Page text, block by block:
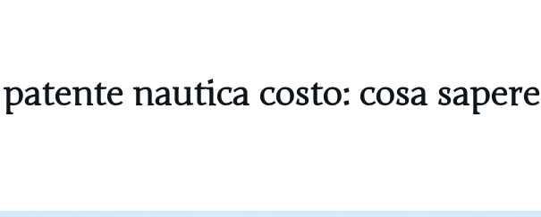
nautica costo: cosa sapere